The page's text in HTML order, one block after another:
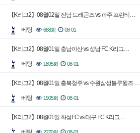
【K리그2】08월02일 전남 드래곤즈 vs 파주 프런티…
베팅 688회 08-01
【K리그2】08월01일 충남아산 vs 성남 FC K리그…
베팅 1895회 08-01
【K리그2】08월01일 충북청주 vs 수원삼성블루윙즈 …
베팅 1905회 08-01
【K리그2】08월01일 화성FC vs 대구 FC K리그…